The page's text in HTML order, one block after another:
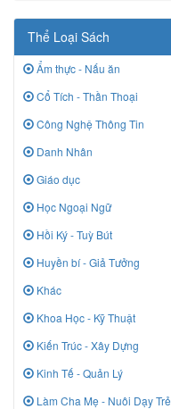
Thể Loại Sách
Ẩm thực - Nấu ăn
Cổ Tích - Thần Thoại
Công Nghệ Thông Tin
Danh Nhân
Giáo dục
Học Ngoại Ngữ
Hồi Ký - Tuỳ Bút
Huyền bí - Giả Tưởng
Khác
Khoa Học - Kỹ Thuật
Kiến Trúc - Xây Dựng
Kinh Tế - Quản Lý
Làm Cha Mẹ - Nuôi Dạy Trẻ